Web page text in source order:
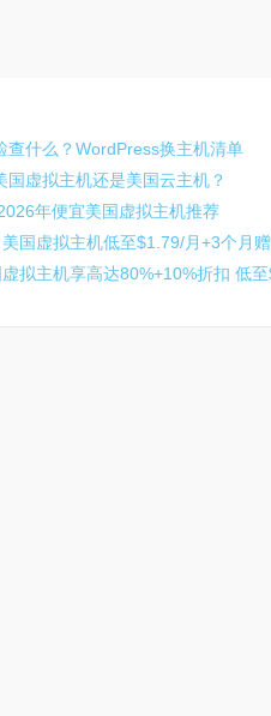
查什么？WordPress换主机清单
国虚拟主机还是美国云主机？
年便宜美国虚拟主机推荐
国虚拟主机低至$1.79/月+3个月
拟主机享高达80%+10%折扣 低至